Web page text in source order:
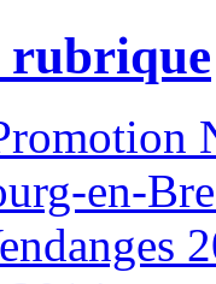
rubrique
en-